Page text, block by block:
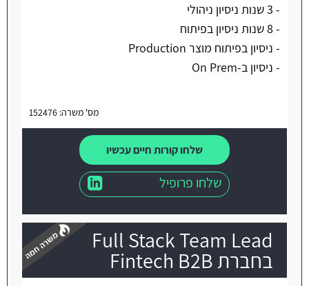
- 3 שנות ניסיון ניהולי
- 8 שנות ניסיון בפיתוח
- ניסיון בפיתוח מוצר Production
- ניסיון ב-On Prem
מס' משרה: 152476
שלחו קורות חיים עכשיו
שלחו פרופיל
Full Stack Team Lead
בחברת Fintech B2B